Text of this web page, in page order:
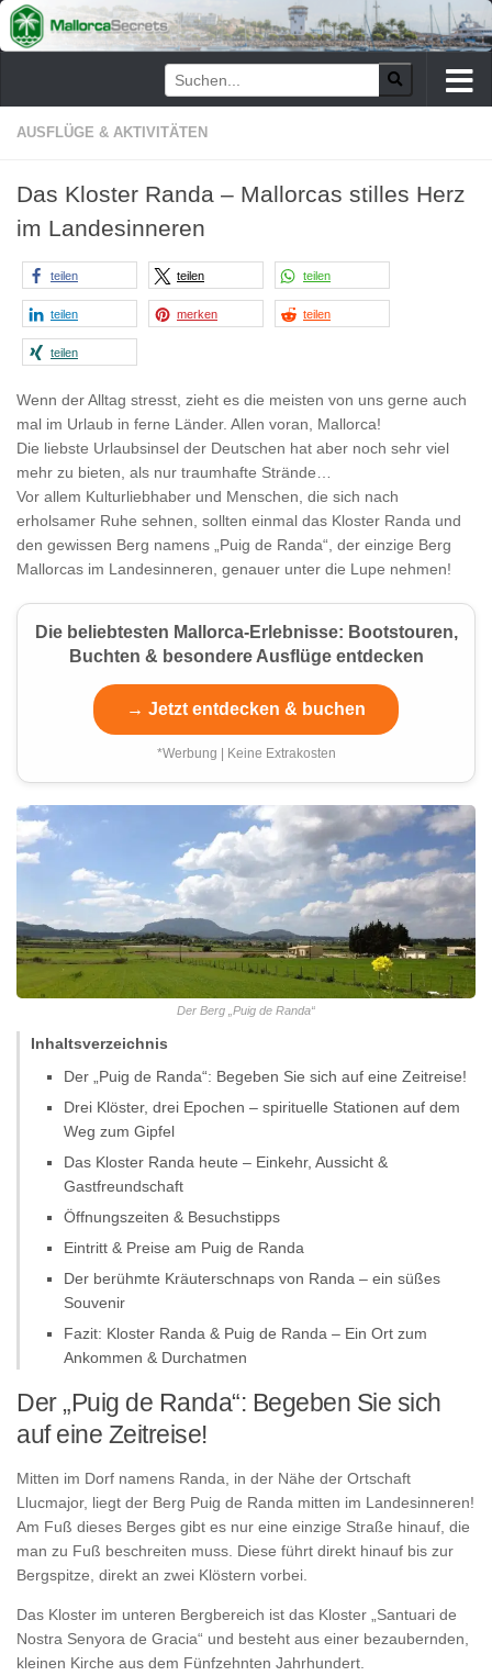
Zum Inhalt springen
AUSFLÜGE & AKTIVITÄTEN
Das Kloster Randa – Mallorcas stilles Herz
im Landesinneren
teilen teilen teilen
teilen merken teilen
teilen
Wenn der Alltag stresst, zieht es die meisten von uns gerne auch
mal im Urlaub in ferne Länder. Allen voran, Mallorca!
Die liebste Urlaubsinsel der Deutschen hat aber noch sehr viel
mehr zu bieten, als nur traumhafte Strände…
Vor allem Kulturliebhaber und Menschen, die sich nach
erholsamer Ruhe sehnen, sollten einmal das Kloster Randa und
den gewissen Berg namens „Puig de Randa“, der einzige Berg
Mallorcas im Landesinneren, genauer unter die Lupe nehmen!
Die beliebtesten Mallorca-Erlebnisse: Bootstouren,
Buchten & besondere Ausflüge entdecken
→ Jetzt entdecken & buchen
*Werbung | Keine Extrakosten
Der Berg „Puig de Randa“
Inhaltsverzeichnis
Der „Puig de Randa“: Begeben Sie sich auf eine Zeitreise!
Drei Klöster, drei Epochen – spirituelle Stationen auf dem
Weg zum Gipfel
Das Kloster Randa heute – Einkehr, Aussicht &
Gastfreundschaft
Öffnungszeiten & Besuchstipps
Eintritt & Preise am Puig de Randa
Der berühmte Kräuterschnaps von Randa – ein süßes
Souvenir
Fazit: Kloster Randa & Puig de Randa – Ein Ort zum
Ankommen & Durchatmen
Der „Puig de Randa“: Begeben Sie sich
auf eine Zeitreise!
Mitten im Dorf namens Randa, in der Nähe der Ortschaft
Llucmajor, liegt der Berg Puig de Randa mitten im Landesinneren!
Am Fuß dieses Berges gibt es nur eine einzige Straße hinauf, die
man zu Fuß beschreiten muss. Diese führt direkt hinauf bis zur
Bergspitze, direkt an zwei Klöstern vorbei.
Das Kloster im unteren Bergbereich ist das Kloster „Santuari de
Nostra Senyora de Gracia“ und besteht aus einer bezaubernden,
kleinen Kirche aus dem Fünfzehnten Jahrhundert.